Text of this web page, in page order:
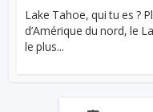
Lake Tahoe, qui tu es ?
d’Amérique du nord, le
le plus...